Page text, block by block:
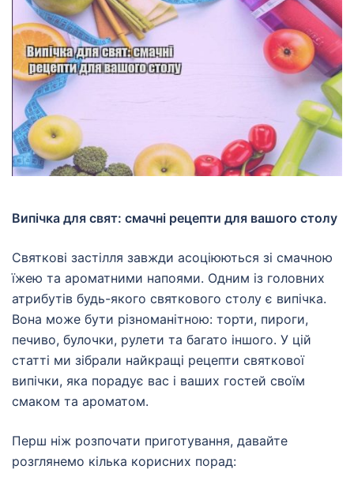
Випічка для свят: смачні рецепти для вашого столу
Святкові застілля завжди асоціюються зі смачною
їжею та ароматними напоями. Одним із головних
атрибутів будь-якого святкового столу є випічка.
Вона може бути різноманітною: торти, пироги,
печиво, булочки, рулети та багато іншого. У цій
статті ми зібрали найкращі рецепти святкової
випічки, яка порадує вас і ваших гостей своїм
смаком та ароматом.
Перш ніж розпочати приготування, давайте
розглянемо кілька корисних порад: